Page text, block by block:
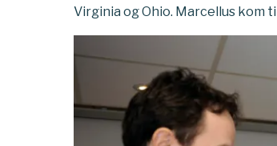
Virginia og Ohio. Marcellus kom